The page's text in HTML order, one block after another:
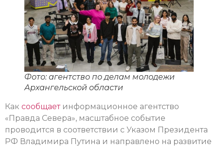
Фото: агентство по делам молодежи
Архангельской области
Как сообщаетинформационное агентство
«Правда Севера», масштабное событие
проводится в соответствии с Указом Президента
РФ Владимира Путина и направлено на развитие